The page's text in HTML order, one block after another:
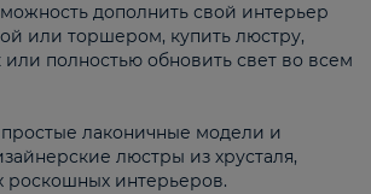
дополнить свой интерьер
или торшером, купить люстру,
полностью обновить свет во всем
лаконичные модели и
люстры из хрусталя,
роскошных интерьеров.